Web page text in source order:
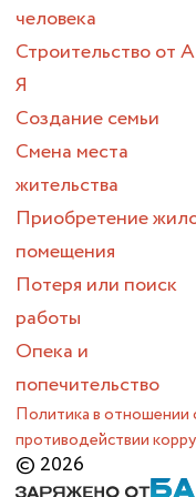
человека
Строительство от
Я
Создание семьи
Смена места
жительства
Приобретение
помещения
Потеря или поиск
работы
Опека и
попечительство
Политика в
противодействии
© 2026